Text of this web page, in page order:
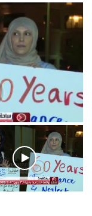
.وقفة احتجاجية رمزية
الأحد 5 مايو 2019